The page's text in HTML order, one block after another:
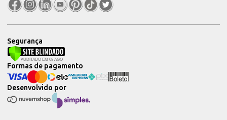
Segurança
Desenvolvido por
Formas de pagamento